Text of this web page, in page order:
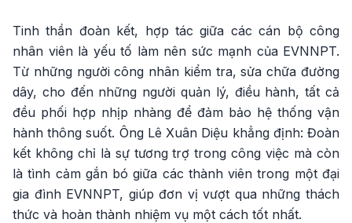
Tinh thần đoàn kết, hợp tác giữa các cán bộ công
nhân viên là yếu tố làm nên sức mạnh của EVNNPT.
Từ những người công nhân kiểm tra, sửa chữa đường
dây, cho đến những người quản lý, điều hành, tất cả
đều phối hợp nhịp nhàng để đảm bảo hệ thống vận
hành thông suốt. Ông Lê Xuân Diệu khẳng định: Đoàn
kết không chỉ là sự tương trợ trong công việc mà còn
là tình cảm gắn bó giữa các thành viên trong một đại
gia đình EVNNPT, giúp đơn vị vượt qua những thách
thức và hoàn thành nhiệm vụ một cách tốt nhất.